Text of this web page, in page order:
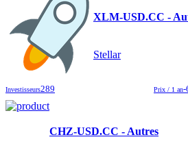
XLM-USD.CC -
Stellar
Investisseurs289 Prix / 1 an-
CHZ-USD.CC - Autres